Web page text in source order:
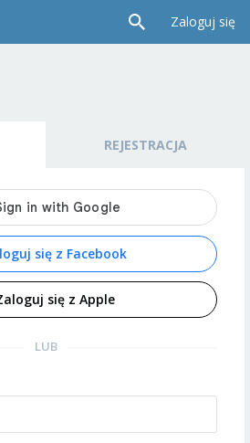
Zaloguj się
REJESTRACJA
się z Facebook
się z Apple
LUB